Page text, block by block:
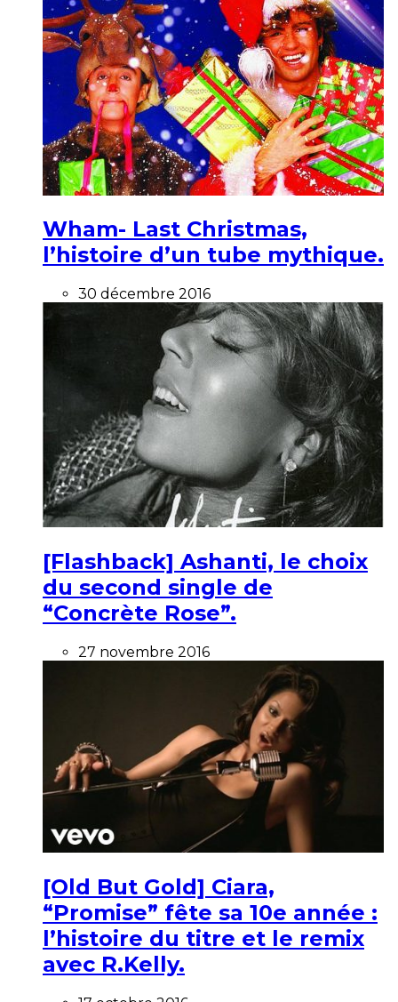
Wham- Last Christmas,
l’histoire d’un tube mythique.
30 décembre 2016
[Flashback] Ashanti, le choix
du second single de
“Concrète Rose”.
27 novembre 2016
[Old But Gold] Ciara,
“Promise” fête sa 10e année :
l’histoire du titre et le remix
avec R.Kelly.